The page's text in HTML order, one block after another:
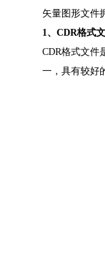
矢量图形文件
1、CDR格式
CDR格式文件
一，具有较好